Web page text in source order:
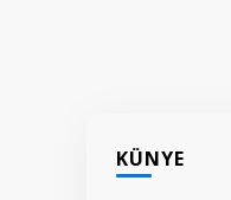
KÜNYE